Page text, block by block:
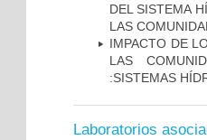
DEL SISTEMA
LAS
IMPACTO DE
LAS
:SISTEMAS
Laboratorios